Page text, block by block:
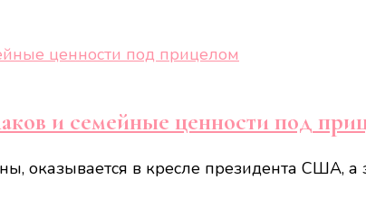
и семейные ценности под
оказывается в кресле президента США,